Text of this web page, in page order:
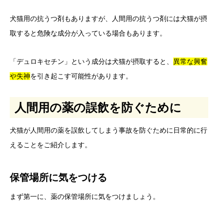
犬猫用の抗うつ剤もありますが、人間用の抗うつ剤には犬猫が摂
取すると危険な成分が入っている場合もあります。
「デュロキセチン」という成分は犬猫が摂取すると、 異常な興奮
や失神を引き起こす可能性があります。
人間用の薬の誤飲を防ぐために
犬猫が人間用の薬を誤飲してしまう事故を防ぐために日常的に行
えることをご紹介します。
保管場所に気をつける
まず第一に、薬の保管場所に気をつけましょう。